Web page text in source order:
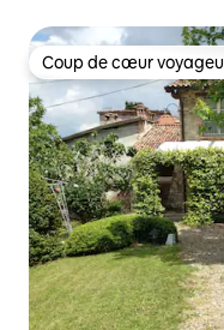
Coup de cœur
Coup de cœur